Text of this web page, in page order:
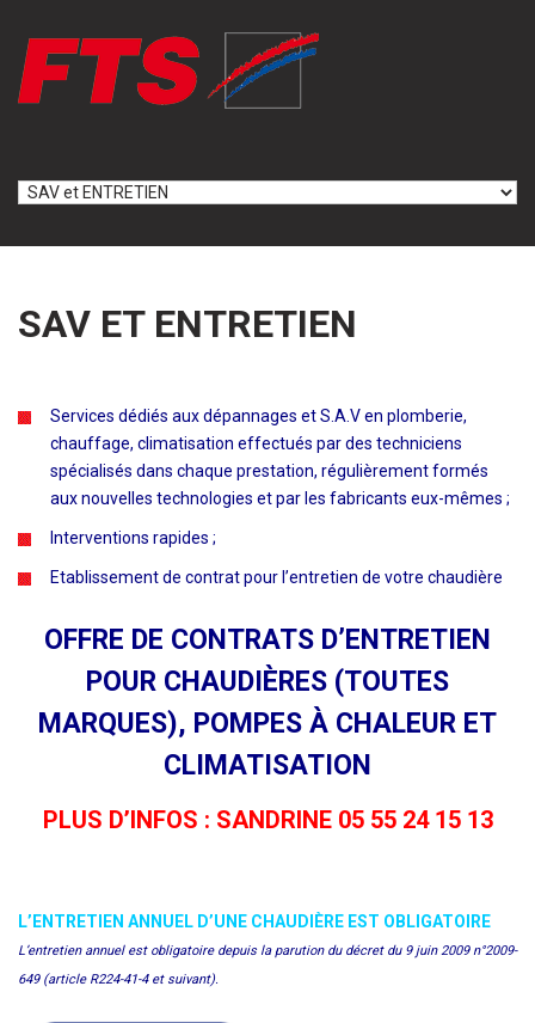
SAV ET ENTRETIEN
Services dédiés aux dépannages et S.A.V en plomberie,
chauffage, climatisation effectués par des techniciens
spécialisés dans chaque prestation, régulièrement formés
aux nouvelles technologies et par les fabricants eux-mêmes ;
Interventions rapides ;
Etablissement de contrat pour l’entretien de votre chaudière
OFFRE DE CONTRATS D’ENTRETIEN
POUR CHAUDIÈRES (TOUTES
MARQUES), POMPES À CHALEUR ET
CLIMATISATION
PLUS D’INFOS : SANDRINE 05 55 24 15 13
L’ENTRETIEN ANNUEL D’UNE CHAUDIÈRE EST OBLIGATOIRE
L’entretien annuel est obligatoire depuis la parution du décret du 9 juin 2009 n°2009-
649 (article R224-41-4 et suivant).